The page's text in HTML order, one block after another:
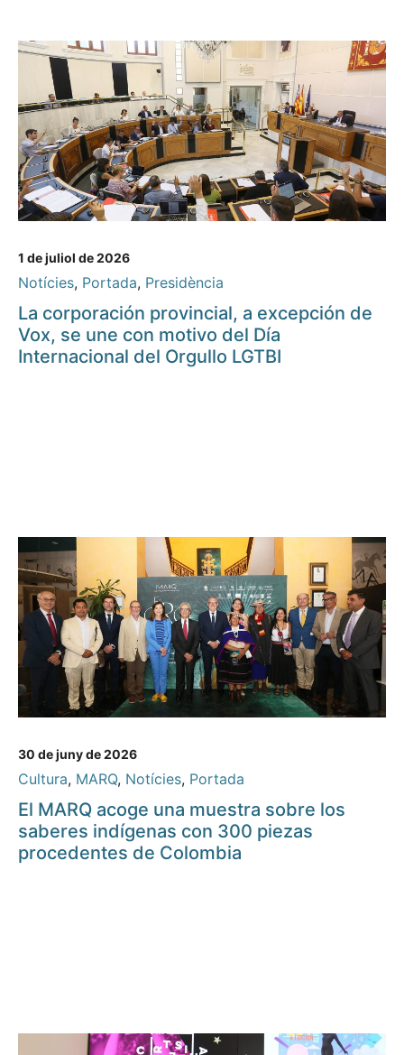
1 de juliol de 2026
Notícies, Portada, Presidència
La corporación provincial, a excepción de
Vox, se une con motivo del Día
Internacional del Orgullo LGTBI
30 de juny de 2026
Cultura, MARQ, Notícies, Portada
El MARQ acoge una muestra sobre los
saberes indígenas con 300 piezas
procedentes de Colombia